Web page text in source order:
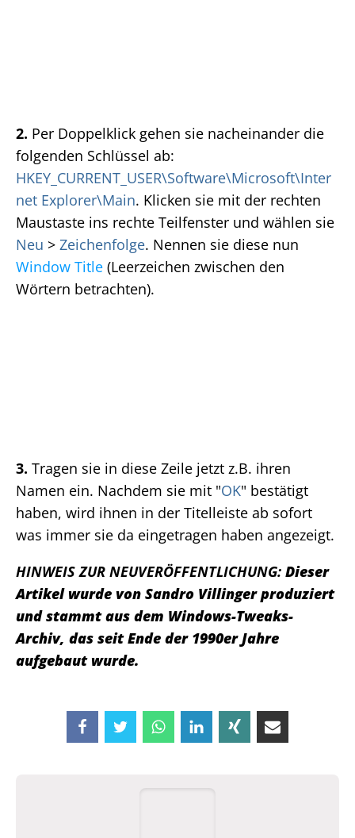
2. Per Doppelklick gehen sie nacheinander die
folgenden Schlüssel ab:
HKEY_CURRENT_USER\Software\Microsoft\Inter
net Explorer\Main. Klicken sie mit der rechten
Maustaste ins rechte Teilfenster und wählen sie
Neu > Zeichenfolge. Nennen sie diese nun
Window Title (Leerzeichen zwischen den
Wörtern betrachten).
3. Tragen sie in diese Zeile jetzt z.B. ihren
Namen ein. Nachdem sie mit "OK" bestätigt
haben, wird ihnen in der Titelleiste ab sofort
was immer sie da eingetragen haben angezeigt.
HINWEIS ZUR NEUVERÖFFENTLICHUNG: Dieser
Artikel wurde von Sandro Villinger produziert
und stammt aus dem Windows-Tweaks-
Archiv, das seit Ende der 1990er Jahre
aufgebaut wurde.